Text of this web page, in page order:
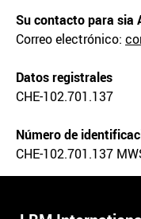
Su contacto para sia
Correo electrónico:
Datos registrales
CHE-102.701.137
Número de
CHE-102.701.137